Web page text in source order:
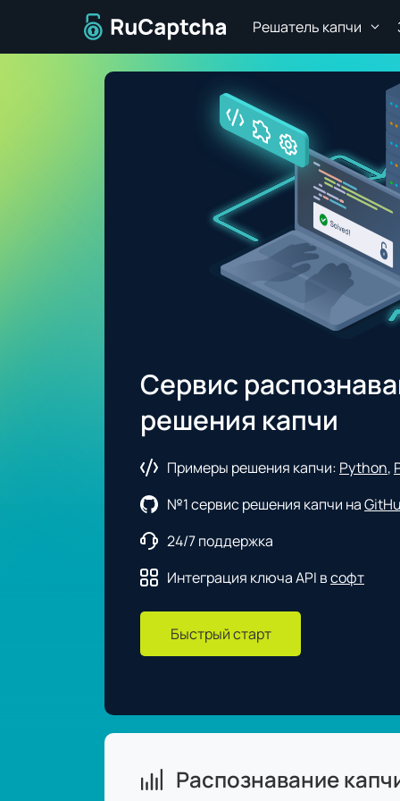
Решатель капчи
Сервис
решения капчи
Примеры решения капчи: Python,
№1 сервис решения капчи на
24/7 поддержка
Интеграция ключа API всофт
Быстрый старт
Распознавание